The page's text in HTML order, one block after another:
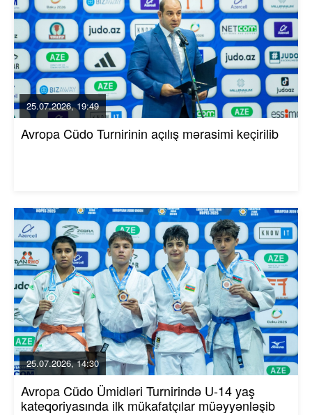
25.07.2026, 19:49
Avropa Cüdo Turnirinin açılış mərasimi keçirilib
25.07.2026, 14:30
Avropa Cüdo Ümidləri Turnirində U-14 yaş
kateqoriyasında ilk mükafatçılar müəyyənləşib